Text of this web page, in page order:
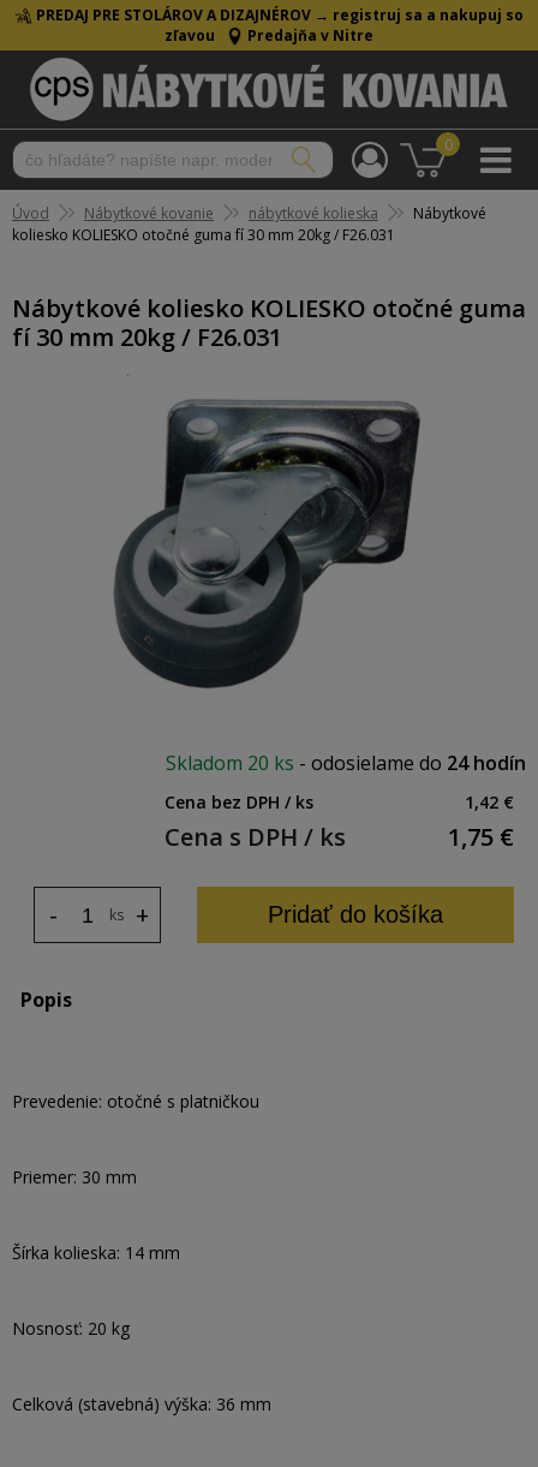
PREDAJ PRE STOLÁROV A DIZAJNÉROV → registruj sa a nakupuj so
zľavou
Predajňa v Nitre
0
Úvod Nábytkové kovanie nábytkové kolieska
Nábytkové
koliesko KOLIESKO otočné guma fí 30 mm 20kg / F26.031
Nábytkové koliesko KOLIESKO otočné guma
fí 30 mm 20kg / F26.031
Skladom 20 ks - odosielame do 24 hodín
Cena bez DPH / ks 1,42 €
Cena s DPH / ks 1,75 €
ks +
- Pridať do košíka
Popis
Prevedenie: otočné s platničkou
Priemer: 30 mm
Šírka kolieska: 14 mm
Nosnosť: 20 kg
Celková (stavebná) výška: 36 mm